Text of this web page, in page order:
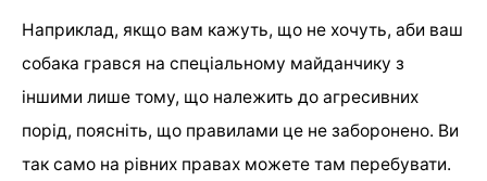
Наприклад, якщо вам кажуть, що не хочуть, аби ваш
собака грався на спеціальному майданчику з
іншими лише тому, що належить до агресивних
порід, поясніть, що правилами це не заборонено. Ви
так само на рівних правах можете там перебувати.